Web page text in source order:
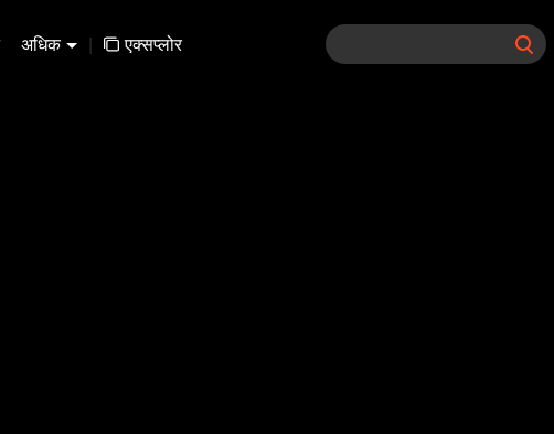
अधिक | एक्सप्लोर